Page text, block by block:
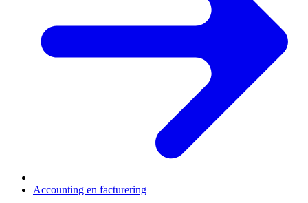
Accounting en facturering